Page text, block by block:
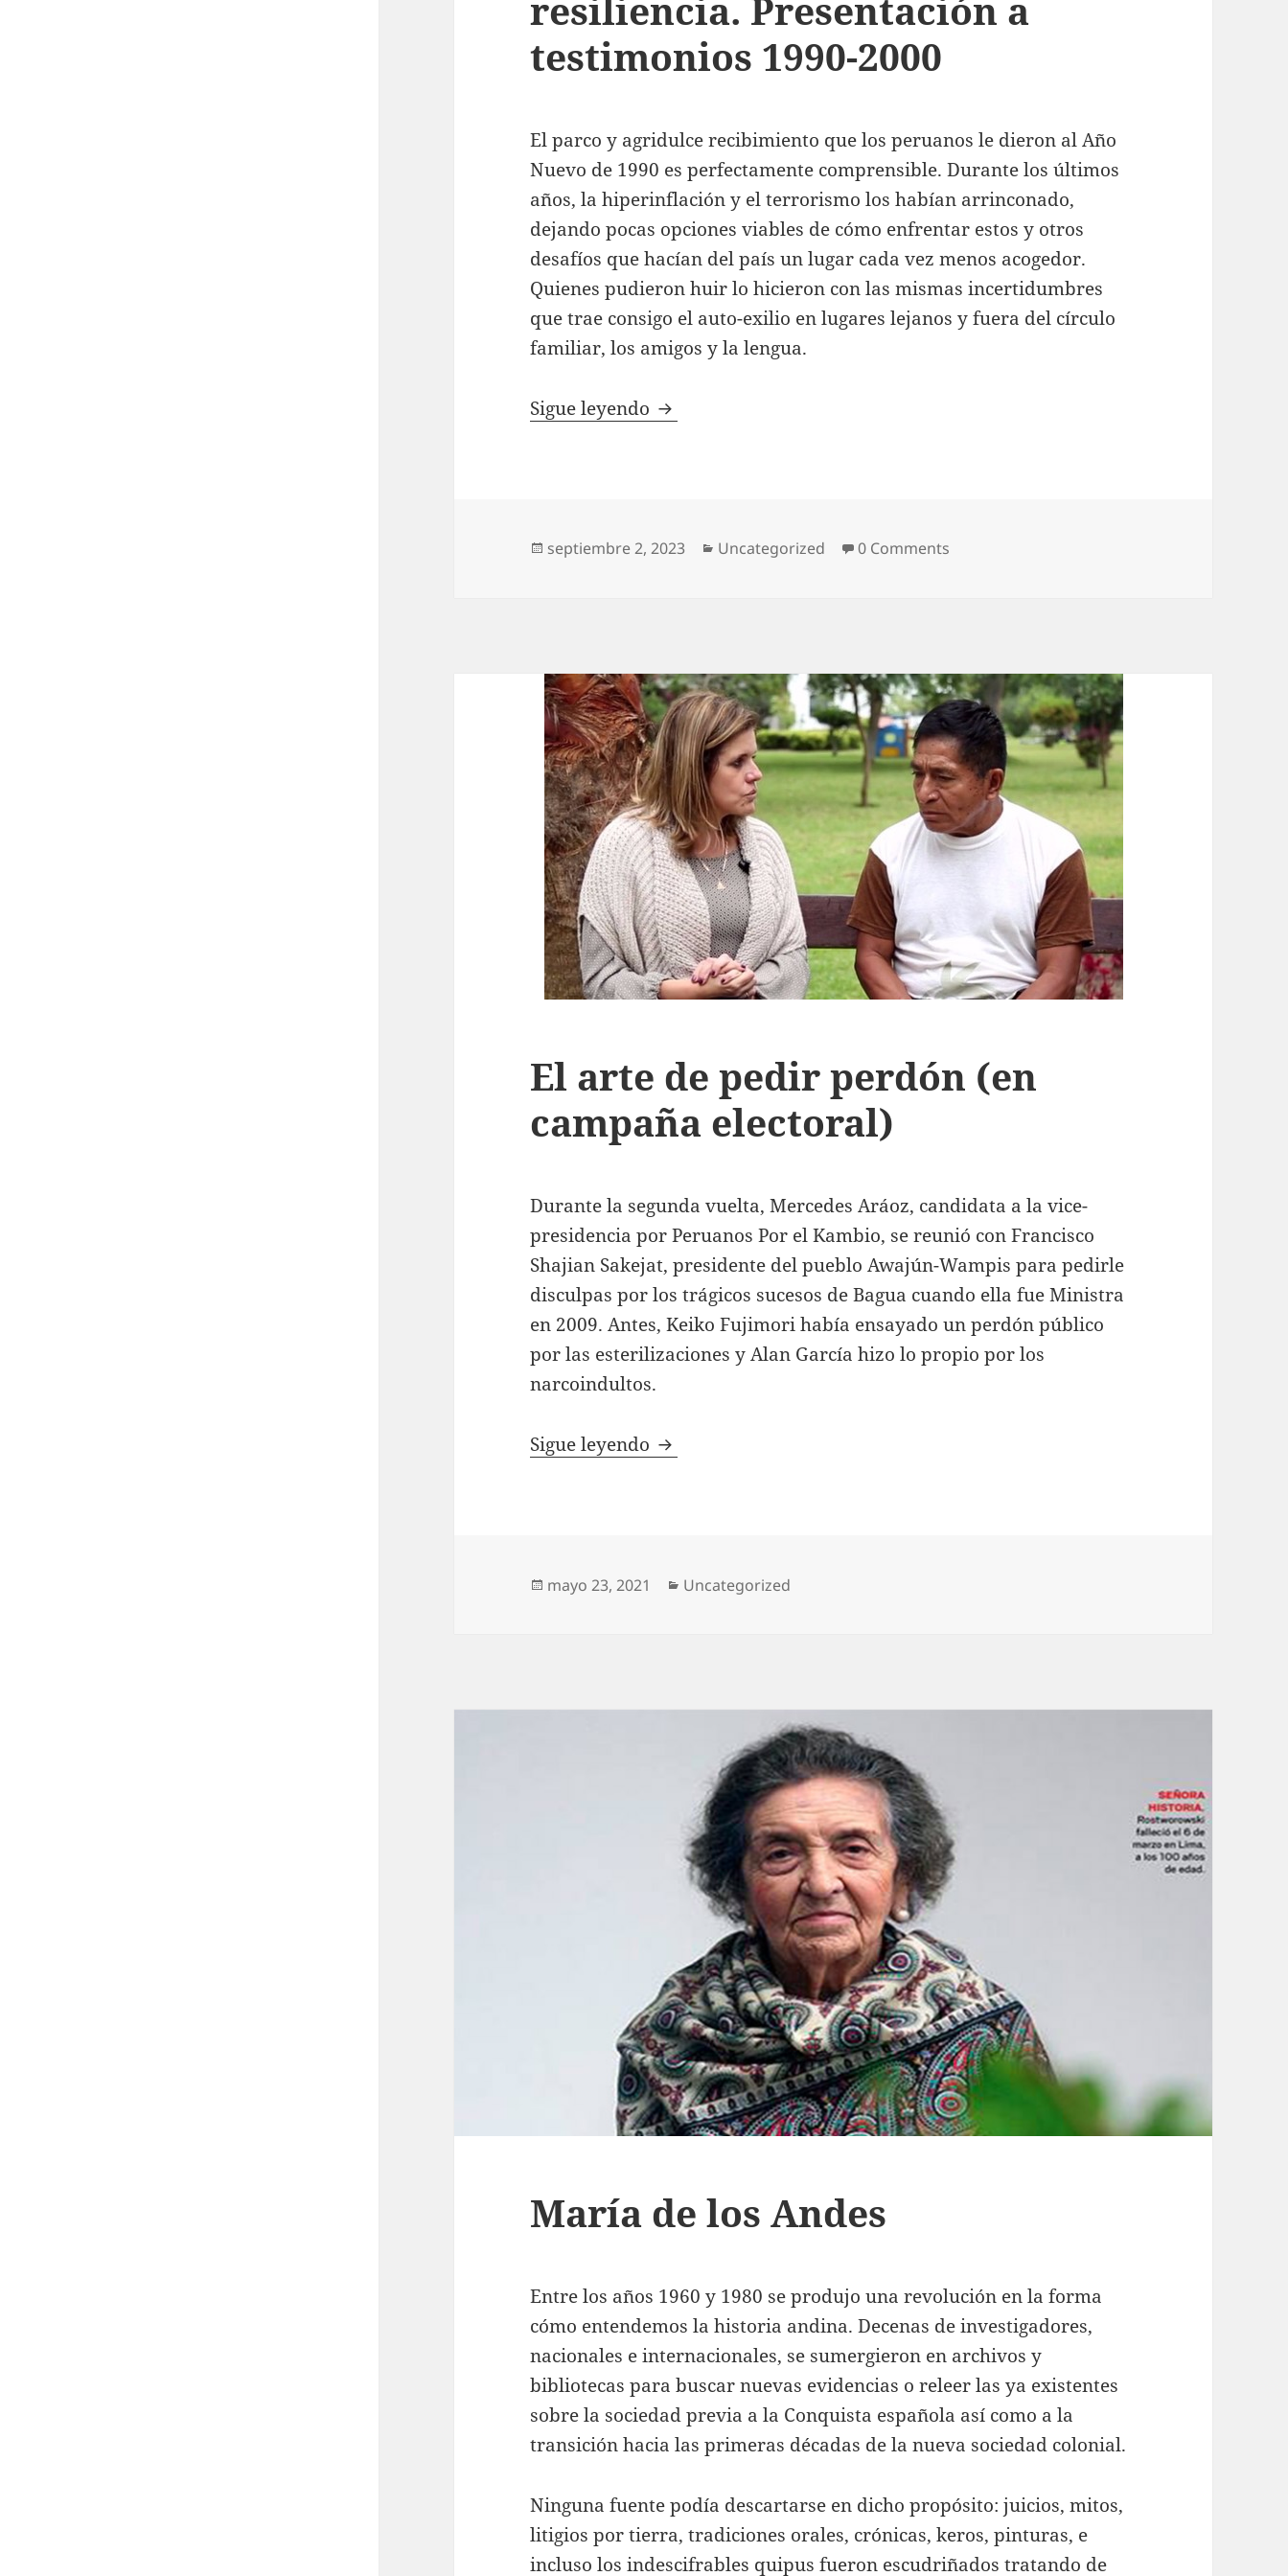
testimonios 1990-2000
El parco y agridulce recibimiento que los peruanos le dieron al Año
Nuevo de 1990 es perfectamente comprensible. Durante los últimos
años, la hiperinflación y el terrorismo los habían arrinconado,
dejando pocas opciones viables de cómo enfrentar estos y otros
desafíos que hacían del país un lugar cada vez menos acogedor.
Quienes pudieron huir lo hicieron con las mismas incertidumbres
que trae consigo el auto-exilio en lugares lejanos y fuera del círculo
familiar, los amigos y la lengua.
Sigue leyendo Memorias de dolor y resiliencia. Presentación a testimonios 1990-2000
Publicado
septiembre 2, 2023 Categorías
Uncategorized 0 Comments
El arte de pedir perdón (en
campaña electoral)
Durante la segunda vuelta, Mercedes Aráoz, candidata a la vice-
presidencia por Peruanos Por el Kambio, se reunió con Francisco
Shajian Sakejat, presidente del pueblo Awajún-Wampis para pedirle
disculpas por los trágicos sucesos de Bagua cuando ella fue Ministra
en 2009. Antes, Keiko Fujimori había ensayado un perdón público
por las esterilizaciones y Alan García hizo lo propio por los
narcoindultos.
Sigue leyendo El arte de pedir perdón (en campaña electoral)
Publicado
mayo 23, 2021 Categorías
Uncategorized
María de los Andes
Entre los años 1960 y 1980 se produjo una revolución en la forma
cómo entendemos la historia andina. Decenas de investigadores,
nacionales e internacionales, se sumergieron en archivos y
bibliotecas para buscar nuevas evidencias o releer las ya existentes
sobre la sociedad previa a la Conquista española así como a la
transición hacia las primeras décadas de la nueva sociedad colonial.
Ninguna fuente podía descartarse en dicho propósito: juicios, mitos,
litigios por tierra, tradiciones orales, crónicas, keros, pinturas, e
incluso los indescifrables quipus fueron escudriñados tratando de